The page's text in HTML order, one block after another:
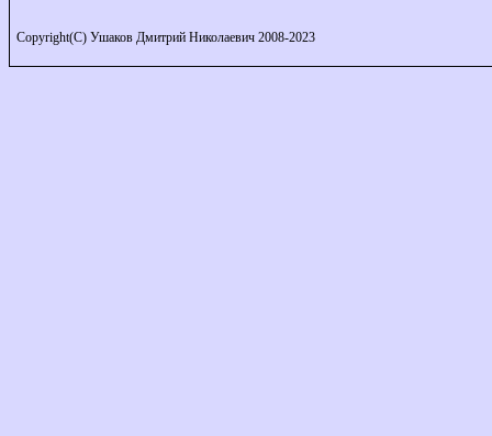
Copyright(C) Ушаков Дмитрий Николаевич 2008-2023